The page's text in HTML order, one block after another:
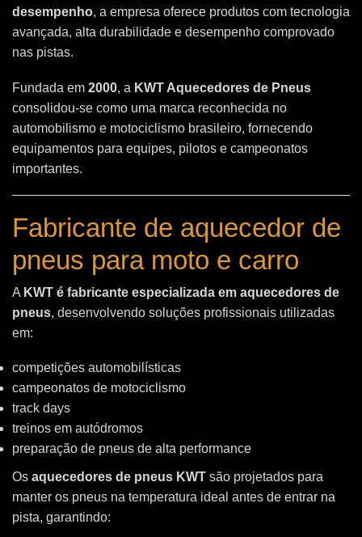
desempenho, a empresa oferece produtos com tecnologia
avançada, alta durabilidade e desempenho comprovado
nas pistas.
Fundada em 2000, a KWT Aquecedores de Pneus
consolidou-se como uma marca reconhecida no
automobilismo e motociclismo brasileiro, fornecendo
equipamentos para equipes, pilotos e campeonatos
importantes.
Fabricante de aquecedor de
pneus para moto e carro
A KWT é fabricante especializada em aquecedores de
pneus, desenvolvendo soluções profissionais utilizadas
em:
competições automobilísticas
campeonatos de motociclismo
track days
treinos em autódromos
preparação de pneus de alta performance
Os aquecedores de pneus KWT são projetados para
manter os pneus na temperatura ideal antes de entrar na
pista, garantindo: